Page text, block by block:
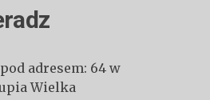
adresem: 64 w
Wielka